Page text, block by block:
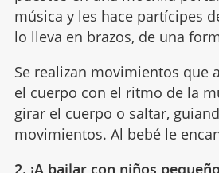
música y les hace partícipes
lo lleva en brazos, de una
Se realizan movimientos que
el cuerpo con el ritmo de la
girar el cuerpo o saltar,
movimientos. Al bebé le
2. ¡A bailar con niños